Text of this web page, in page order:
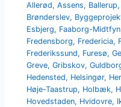
Allerød,Assens, Ballerup,
Brønderslev,
Esbjerg, Faaborg-Midtfyn
Fredensborg, Fredericia,
Frederikssund, Furesø,
Greve,Gribskov,
Hedensted, Helsingør,
Høje-Taastrup, Holbæk,
Hovedstaden, Hvidovre,